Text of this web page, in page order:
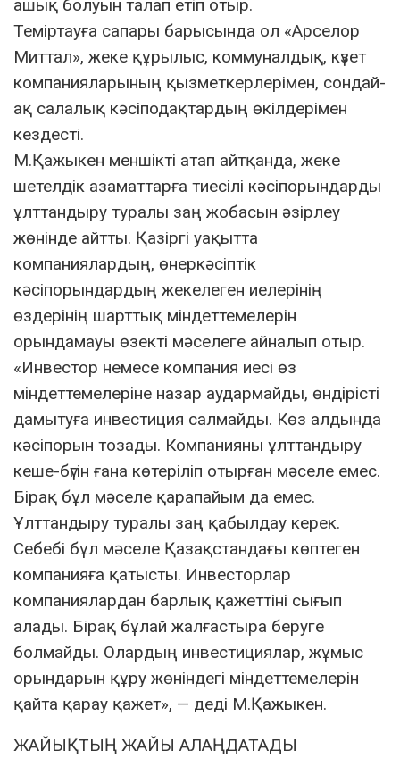
ашық болуын талап етіп отыр.
Теміртауға сапары барысында ол «Арселор
Миттал», жеке құрылыс, коммуналдық, күзет
компанияларының қызметкерлерімен, сондай-
ақ салалық кәсіподақтардың өкілдерімен
кездесті.
М.Қажыкен меншікті атап айтқанда, жеке
шетелдік азаматтарға тиесілі кәсіпорындарды
ұлттандыру туралы заң жобасын әзірлеу
жөнінде айтты. Қазіргі уақытта
компаниялардың, өнеркәсіптік
кәсіпорындардың жекелеген иелерінің
өздерінің шарттық міндеттемелерін
орындамауы өзекті мәселеге айналып отыр.
«Инвестор немесе компания иесі өз
міндеттемелеріне назар аудармайды, өндірісті
дамытуға инвестиция салмайды. Көз алдында
кәсіпорын тозады. Компанияны ұлттандыру
кеше-бүгін ғана көтеріліп отырған мәселе емес.
Бірақ бұл мәселе қарапайым да емес.
Ұлттандыру туралы заң қабылдау керек.
Себебі бұл мәселе Қазақстандағы көптеген
компанияға қатысты. Инвесторлар
компаниялардан барлық қажеттіні сығып
алады. Бірақ бұлай жалғастыра беруге
болмайды. Олардың инвестициялар, жұмыс
орындарын құру жөніндегі міндеттемелерін
қайта қарау қажет», — деді М.Қажыкен.
ЖАЙЫҚТЫҢ ЖАЙЫ АЛАҢДАТАДЫ